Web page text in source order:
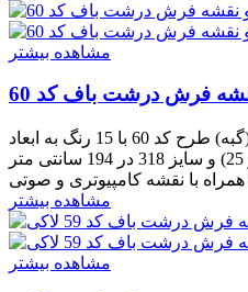
مشاهده بیشتر
فرش درشت باف کد 60
نخ و نقشه فرش درشت باف (گبه) طرح کد 60 با 15 رنگ به ابعاد
1134 رج در 692 گره (رجشمار 25) و سایز 318 در 194 سانتی متر
با نقشه کامپیوتری و صوتی
مشاهده بیشتر
مشاهده بیشتر